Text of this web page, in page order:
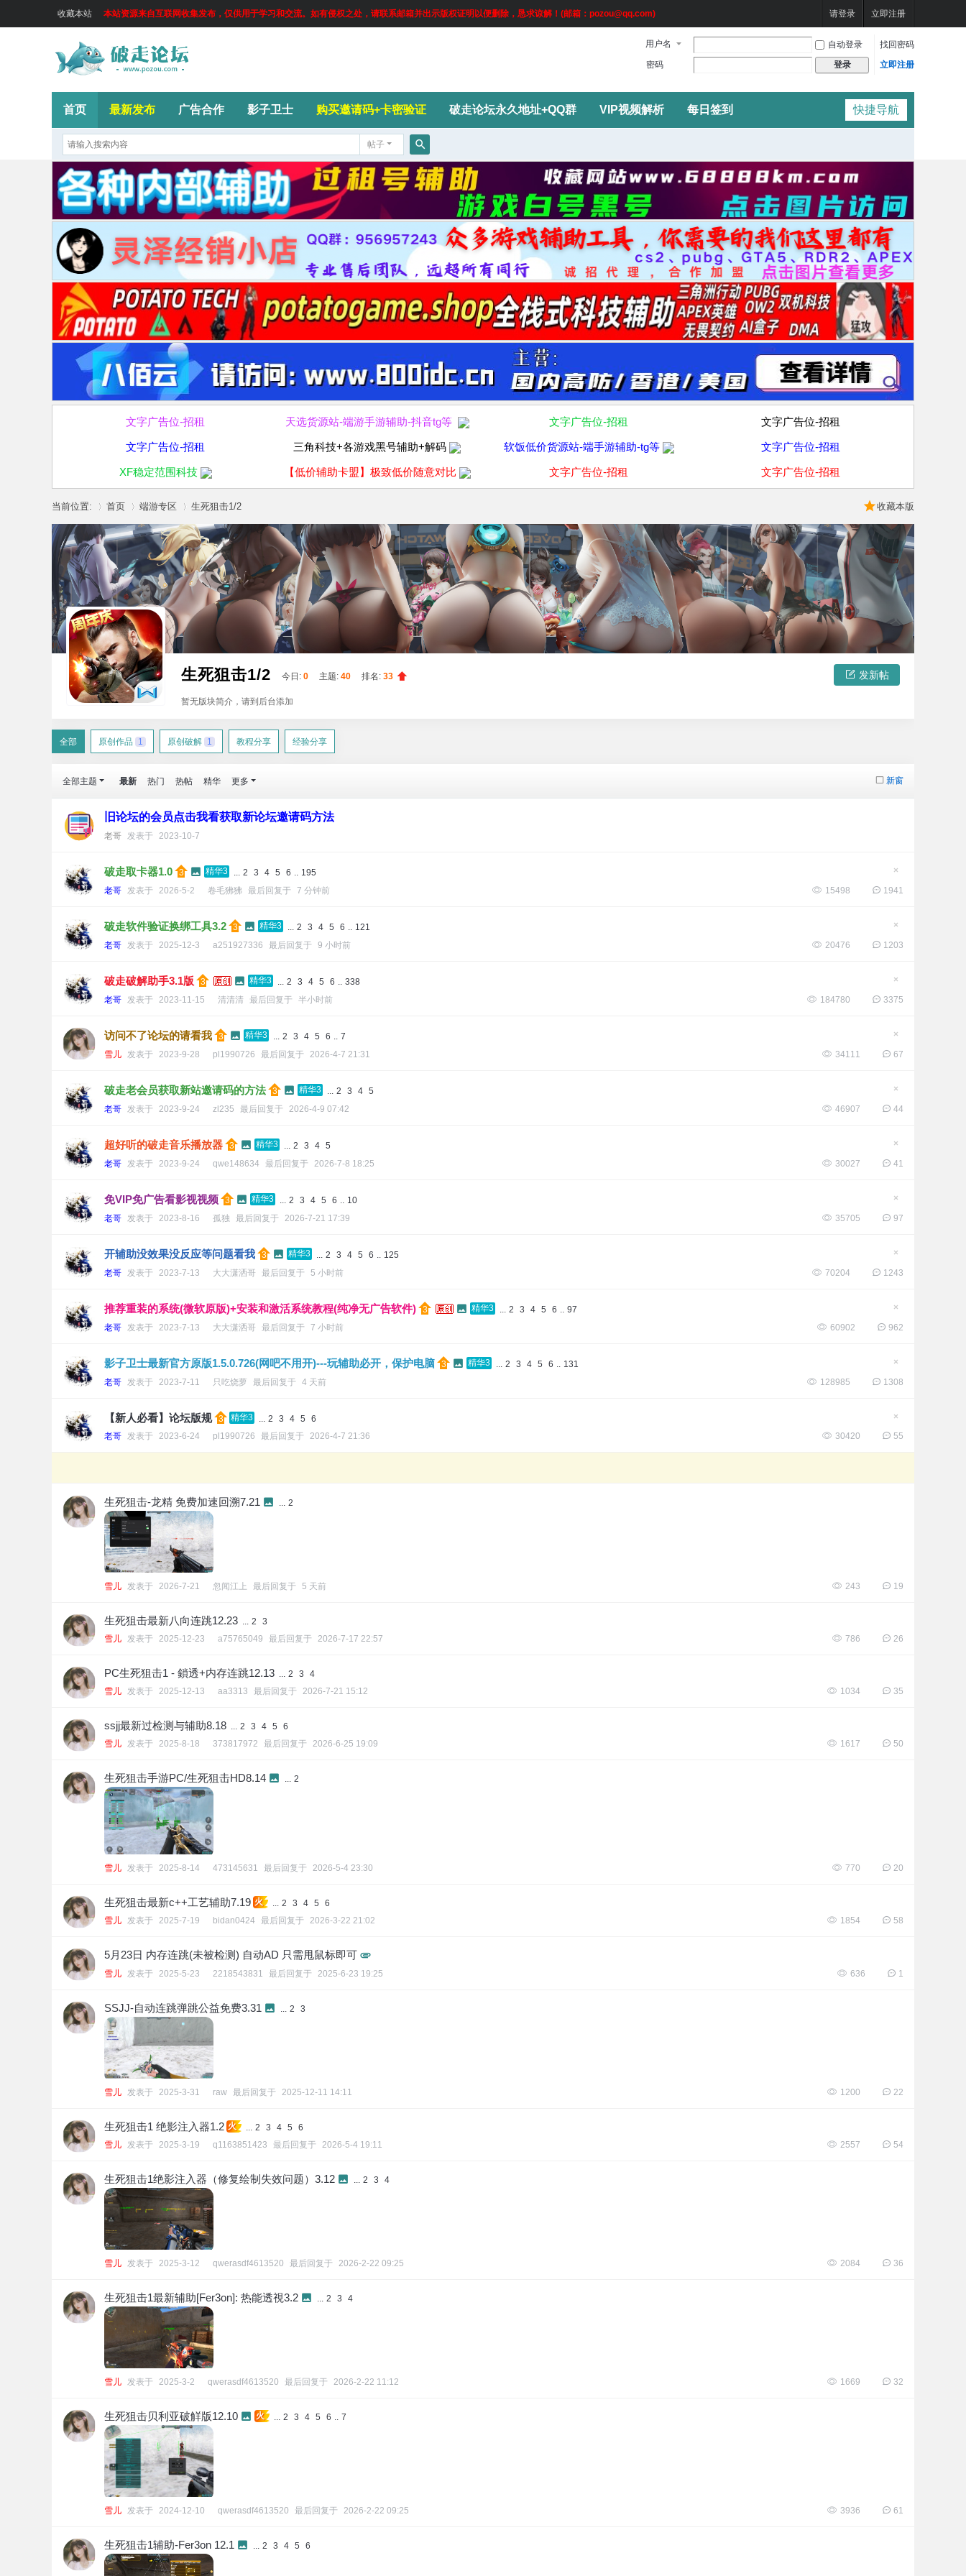
收藏本站 本站资源来自互联网收集发布，仅供用于学习和交流。如有侵权之处，请联系邮箱并出示版权证明以便删除，恳求谅解！(邮箱：pozou@qq.com) 请登录 立即注册
用户名 自动登录
找回密码
密码
登录 立即注册
快捷导航
首页 最新发布 广告合作 影子卫士 购买邀请码+卡密验证 破走论坛永久地址+QQ群 VIP视频解析 每日签到
帖子
搜
索
文字广告位-招租 天选货源站-端游手游辅助-抖音tg等 文字广告位-招租 文字广告位-招租
文字广告位-招租 三角科技+各游戏黑号辅助+解码 软饭低价货源站-端手游辅助-tg等 文字广告位-招租
XF稳定范围科技 【低价辅助卡盟】极致低价随意对比 文字广告位-招租 文字广告位-招租
当前位置:
»
首页
›
端游专区
›
生死狙击1/2 收藏本版
生死狙击1/2 今日: 0 主题: 40 排名: 33 发新帖
暂无版块简介，请到后台添加
全部 原创作品 1 原创破解 1 教程分享 经验分享
新窗
全部主题 最新 热门 热帖 精华 更多
旧论坛的会员点击我看获取新论坛邀请码方法
老哥 发表于 2023-10-7
藏
置
破走取卡器1.0 精华3 ... 2 3 4 5 6 .. 195
老哥 发表于 2026-5-2 卷毛狒狒 最后回复于 7 分钟前 1941
15498
藏
置
破走软件验证换绑工具3.2 精华3 ... 2 3 4 5 6 .. 121
老哥 发表于 2025-12-3 a251927336 最后回复于 9 小时前 1203
20476
藏
置
破走破解助手3.1版 精华3 ... 2 3 4 5 6 .. 338
老哥 发表于 2023-11-15 清清清 最后回复于 半小时前 3375
184780
藏
置
访问不了论坛的请看我 精华3 ... 2 3 4 5 6 .. 7
雪儿 发表于 2023-9-28 pl1990726 最后回复于 2026-4-7 21:31 67
34111
藏
置
破走老会员获取新站邀请码的方法 精华3 ... 2 3 4 5
老哥 发表于 2023-9-24 zl235 最后回复于 2026-4-9 07:42 44
46907
藏
置
超好听的破走音乐播放器 精华3 ... 2 3 4 5
老哥 发表于 2023-9-24 qwe148634 最后回复于 2026-7-8 18:25 41
30027
藏
置
免VIP免广告看影视视频 精华3 ... 2 3 4 5 6 .. 10
老哥 发表于 2023-8-16 孤独 最后回复于 2026-7-21 17:39 97
35705
藏
置
开辅助没效果没反应等问题看我 精华3 ... 2 3 4 5 6 .. 125
老哥 发表于 2023-7-13 大大潇洒哥 最后回复于 5 小时前 1243
70204
藏
置
推荐重装的系统(微软原版)+安装和激活系统教程(纯净无广告软件) 精华3 ... 2 3 4 5 6 .. 97
老哥 发表于 2023-7-13 大大潇洒哥 最后回复于 7 小时前 962
60902
藏
置
影子卫士最新官方原版1.5.0.726(网吧不用开)---玩辅助必开，保护电脑 精华3 ... 2 3 4 5 6 .. 131
老哥 发表于 2023-7-11 只吃烧萝 最后回复于 4 天前 1308
128985
藏
顶
【新人必看】论坛版规 精华3 ... 2 3 4 5
6
老哥 发表于 2023-6-24 pl1990726 最后回复于 2026-4-7 21:36 55
30420
生死狙击-龙精 免费加速回溯7.21 ... 2
雪儿 发表于 2026-7-21 忽闻江上 最后回复于 5 天前 19
243
生死狙击最新八向连跳12.23 ... 2
3
雪儿 发表于 2025-12-23 a75765049 最后回复于 2026-7-17 22:57 26
786
PC生死狙击1 - 鎖透+内存连跳12.13 ... 2 3
4
雪儿 发表于 2025-12-13 aa3313 最后回复于 2026-7-21 15:12 35
1034
ssjj最新过检测与辅助8.18 ... 2 3 4 5
6
雪儿 发表于 2025-8-18 373817972 最后回复于 2026-6-25 19:09 50
1617
生死狙击手游PC/生死狙击HD8.14 ... 2
雪儿 发表于 2025-8-14 473145631 最后回复于 2026-5-4 23:30 20
770
生死狙击最新c++工艺辅助7.19 火 ... 2 3 4 5
6
雪儿 发表于 2025-7-19 bidan0424 最后回复于 2026-3-22 21:02 58
1854
5月23日 内存连跳(未被检测) 自动AD 只需甩鼠标即可
雪儿 发表于 2025-5-23 2218543831 最后回复于 2025-6-23 19:25 1
636
SSJJ-自动连跳弹跳公益免费3.31 ... 2 3
雪儿 发表于 2025-3-31 raw 最后回复于 2025-12-11 14:11 22
1200
生死狙击1 绝影注入器1.2 火 ... 2 3 4 5
6
雪儿 发表于 2025-3-19 q1163851423 最后回复于 2026-5-4 19:11 54
2557
生死狙击1绝影注入器（修复绘制失效问题）3.12 ... 2 3 4
雪儿 发表于 2025-3-12 qwerasdf4613520 最后回复于 2026-2-22 09:25 36
2084
生死狙击1最新辅助[Fer3on]: 热能透視3.2 ... 2 3 4
雪儿 发表于 2025-3-2 qwerasdf4613520 最后回复于 2026-2-22 11:12 32
1669
生死狙击贝利亚破觧版12.10 火 ... 2 3 4 5 6 .. 7
雪儿 发表于 2024-12-10 qwerasdf4613520 最后回复于 2026-2-22 09:25 61
3936
生死狙击1辅助-Fer3on 12.1 ... 2 3 4 5 6